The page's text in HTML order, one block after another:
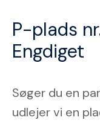
P-plads
Engdiget
Søger du en
udlejer vi en